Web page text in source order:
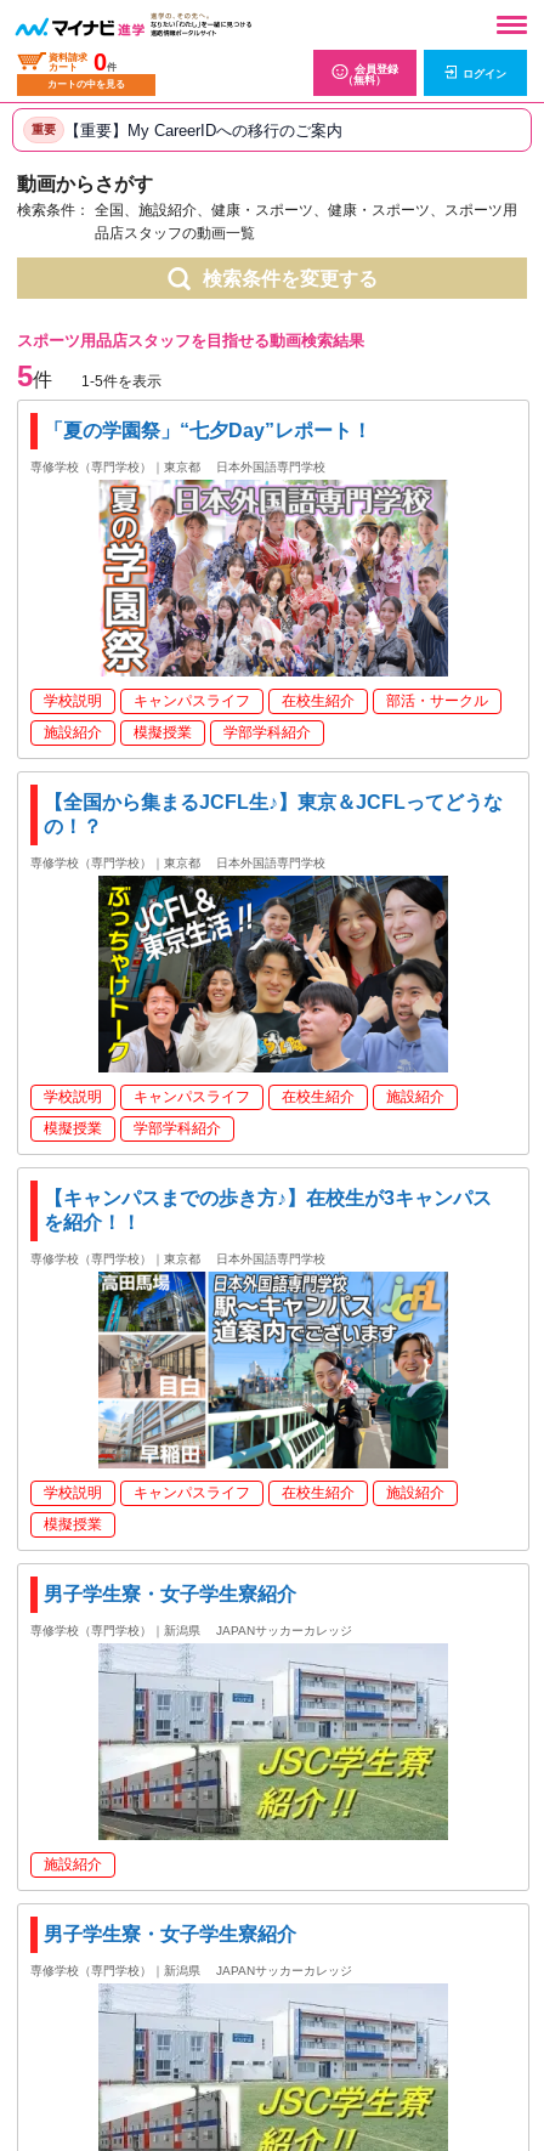
資料請求
カート
0件
カートの中を見る
会員登録
（無料）
ログイン
重要 【重要】My CareerIDへの移行のご案内
動画からさがす
検索条件：
全国、施設紹介、健康・スポーツ、健康・スポーツ、スポーツ用
品店スタッフの動画一覧
検索条件を変更する
スポーツ用品店スタッフを目指せる動画検索結果
5件 1-5件を表示
「夏の学園祭」“七夕Day”レポート！
専修学校（専門学校）｜東京都 日本外国語専門学校
学校説明 キャンパスライフ 在校生紹介
部活・サークル
施設紹介
模擬授業 学部学科紹介
【全国から集まるJCFL生♪】東京＆JCFLってどうな
の！？
専修学校（専門学校）｜東京都 日本外国語専門学校
学校説明 キャンパスライフ 在校生紹介
施設紹介
模擬授業
学部学科紹介
【キャンパスまでの歩き方♪】在校生が3キャンパス
を紹介！！
専修学校（専門学校）｜東京都 日本外国語専門学校
学校説明 キャンパスライフ 在校生紹介
施設紹介
模擬授業
男子学生寮・女子学生寮紹介
専修学校（専門学校）｜新潟県 JAPANサッカーカレッジ
施設紹介
男子学生寮・女子学生寮紹介
専修学校（専門学校）｜新潟県 JAPANサッカーカレッジ